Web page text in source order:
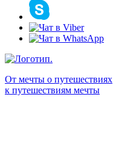
От мечты о путешествиях
к путешествиям мечты